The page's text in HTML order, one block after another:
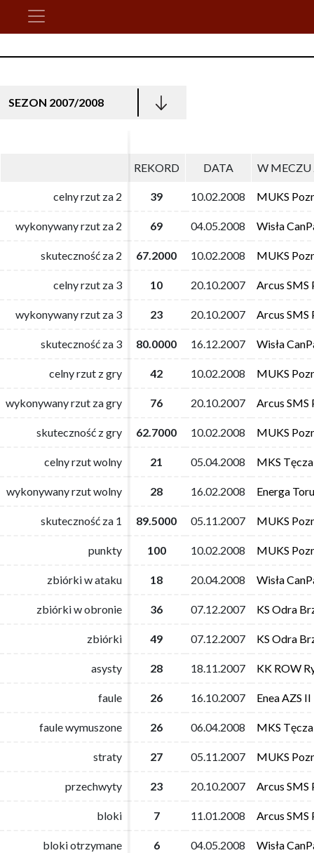
SEZON 2007/2008
REKORD DATA W MECZU
celny rzut za 2 39 10.02.2008 MUKS
wykonywany rzut za 2 69 04.05.2008 Wisła
skuteczność za 2 67.2000 10.02.2008 MUKS
celny rzut za 3 10 20.10.2007 Arcus SMS
wykonywany rzut za 3 23 20.10.2007 Arcus SMS
skuteczność za 3 80.0000 16.12.2007 Wisła
celny rzut z gry 42 10.02.2008 MUKS
wykonywany rzut za gry 76 20.10.2007 Arcus SMS
skuteczność z gry 62.7000 10.02.2008 MUKS
celny rzut wolny 21 05.04.2008 MKS
wykonywany rzut wolny 28 16.02.2008 Energa
skuteczność za 1 89.5000 05.11.2007 MUKS
punkty 100 10.02.2008 MUKS
zbiórki w ataku 18 20.04.2008 Wisła
zbiórki w obronie 36 07.12.2007 KS Odra
zbiórki 49 07.12.2007 KS Odra
asysty 28 18.11.2007 KK ROW
faule 26 16.10.2007 Enea AZS
faule wymuszone 26 06.04.2008 MKS
straty 27 05.11.2007 MUKS
przechwyty 23 20.10.2007 Arcus SMS
bloki 7 11.01.2008 Arcus SMS
bloki otrzymane 6 04.05.2008 Wisła
REKORD DATA W MECZU
celny rzut za 2 39 10.02.2008 MUKS
wykonywany rzut za 2 69 04.05.2008 Wisła
skuteczność za 2 67.2000 10.02.2008 MUKS
celny rzut za 3 10 20.10.2007 Arcus SMS
wykonywany rzut za 3 23 20.10.2007 Arcus SMS
skuteczność za 3 80.0000 16.12.2007 Wisła
celny rzut z gry 42 10.02.2008 MUKS
wykonywany rzut za gry 76 20.10.2007 Arcus SMS
skuteczność z gry 62.7000 10.02.2008 MUKS
celny rzut wolny 21 05.04.2008 MKS
wykonywany rzut wolny 28 16.02.2008 Energa
skuteczność za 1 89.5000 05.11.2007 MUKS
punkty 100 10.02.2008 MUKS
zbiórki w ataku 18 20.04.2008 Wisła
zbiórki w obronie 36 07.12.2007 KS Odra
zbiórki 49 07.12.2007 KS Odra
asysty 28 18.11.2007 KK ROW
faule 26 16.10.2007 Enea AZS
faule wymuszone 26 06.04.2008 MKS
straty 27 05.11.2007 MUKS
przechwyty 23 20.10.2007 Arcus SMS
bloki 7 11.01.2008 Arcus SMS
bloki otrzymane 6 04.05.2008 Wisła